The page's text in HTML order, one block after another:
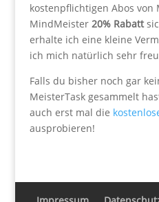
kostenpflichtigen Abos von
MindMeister 20% Rabatt
erhalte ich eine kleine
ich mich natürlich sehr
Falls du bisher noch gar
MeisterTask gesammelt
auch erst mal die
ausprobieren!